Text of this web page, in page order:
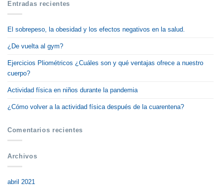
Entradas recientes
El sobrepeso, la obesidad y los efectos negativos en la salud.
¿De vuelta al gym?
Ejercicios Pliométricos ¿Cuáles son y qué ventajas ofrece a nuestro
cuerpo?
Actividad física en niños durante la pandemia
¿Cómo volver a la actividad física después de la cuarentena?
Comentarios recientes
Archivos
abril 2021